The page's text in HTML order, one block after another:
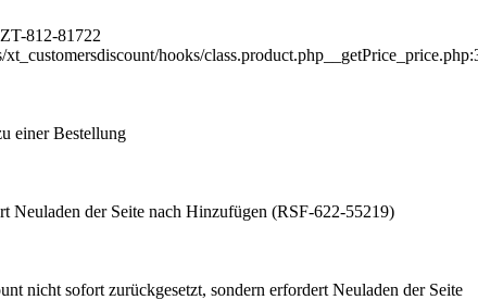
812-81722
hooks/
einer Bestellung
Neuladen der Seite nach Hinzufügen (RSF-622-55219)
nicht sofort zurückgesetzt, sondern erfordert Neuladen der Seite